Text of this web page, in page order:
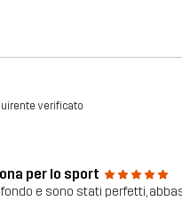
verificato
per lo sport
e sono stati perfetti,